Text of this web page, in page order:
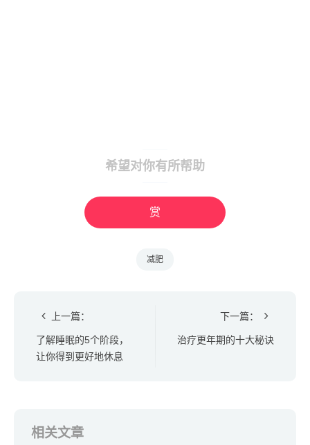
希望对你有所帮助
赏
减肥
上一篇：
了解睡眠的5个阶段，
让你得到更好地休息
下一篇：
治疗更年期的十大秘诀
相关文章